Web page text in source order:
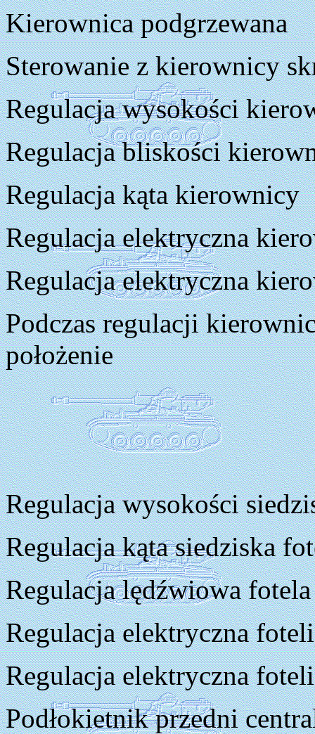
Kierownica podgrzewana
Sterowanie z kierownicy
Regulacja wysokości
Regulacja bliskości
Regulacja kąta kierownicy
Regulacja elektryczna
Regulacja elektryczna
Podczas regulacji
położenie
Regulacja wysokości
Regulacja kąta siedziska
Regulacja lędźwiowa
Regulacja elektryczna
Regulacja elektryczna
Podłokietnik przedni